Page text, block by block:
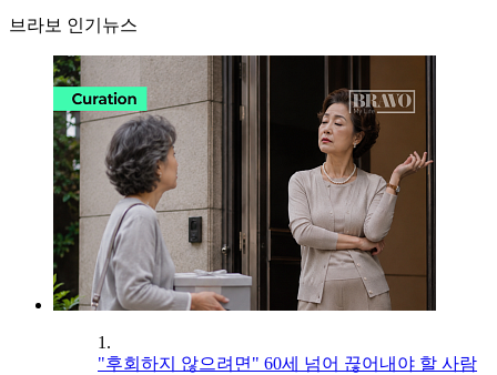
브라보 인기뉴스
1.
"후회하지 않으려면" 60세 넘어 끊어내야 할 사람